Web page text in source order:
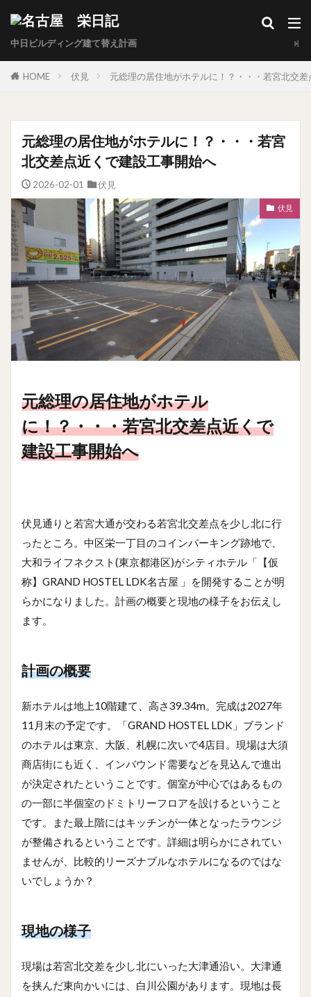
中日ビルディング建て替え計画
HOME 伏見 元総理の居住地がホテルに！？・・・若宮北交
元総理の居住地がホテルに！？・・・若宮
北交差点近くで建設工事開始へ
2026-02-01 伏見
伏見
元総理の居住地がホテル
に！？・・・若宮北交差点近くで
建設工事開始へ
伏見通りと若宮大通が交わる若宮北交差点を少し北に行
ったところ。中区栄一丁目のコインパーキング跡地で、
大和ライフネクスト(東京都港区)がシティホテル「【仮
称】GRAND HOSTEL LDK名古屋 」を開発することが明
らかになりました。計画の概要と現地の様子をお伝えし
ます。
計画の概要
新ホテルは地上10階建て、高さ39.34m。完成は2027年
11月末の予定です。「GRAND HOSTEL LDK」ブランド
のホテルは東京、大阪、札幌に次いで4店目。現場は大須
商店街にも近く、インバウンド需要などを見込んで進出
が決定されたということです。個室が中心ではあるもの
の一部に半個室のドミトリーフロアを設けるということ
です。また最上階にはキッチンが一体となったラウンジ
が整備されるということです。詳細は明らかにされてい
ませんが、比較的リーズナブルなホテルになるのではな
いでしょうか？
現地の様子
現場は若宮北交差を少し北にいった大津通沿い。大津通
を挟んだ東向かいには、白川公園があります。現地は長